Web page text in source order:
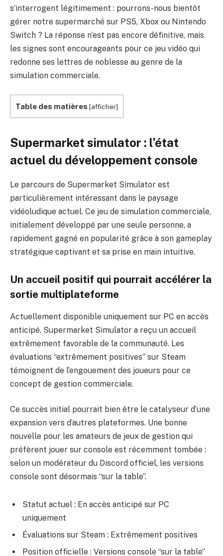
s’interrogent légitimement : pourrons-nous bientôt
gérer notre supermarché sur PS5, Xbox ou Nintendo
Switch ? La réponse n’est pas encore définitive, mais
les signes sont encourageants pour ce jeu vidéo qui
redonne ses lettres de noblesse au genre de la
simulation commerciale.
Table des matières [afficher]
Supermarket simulator : l’état
actuel du développement console
Le parcours de Supermarket Simulator est
particulièrement intéressant dans le paysage
vidéoludique actuel. Ce jeu de simulation commerciale,
initialement développé par une seule personne, a
rapidement gagné en popularité grâce à son gameplay
stratégique captivant et sa prise en main intuitive.
Un accueil positif qui pourrait accélérer la
sortie multiplateforme
Actuellement disponible uniquement sur PC en accès
anticipé, Supermarket Simulator a reçu un accueil
extrêmement favorable de la communauté. Les
évaluations “extrêmement positives” sur Steam
témoignent de l’engouement des joueurs pour ce
concept de gestion commerciale.
Ce succès initial pourrait bien être le catalyseur d’une
expansion vers d’autres plateformes. Une bonne
nouvelle pour les amateurs de jeux de gestion qui
préfèrent jouer sur console est récemment tombée :
selon un modérateur du Discord officiel, les versions
console sont désormais “sur la table”.
Statut actuel : En accès anticipé sur PC
uniquement
Évaluations sur Steam : Extrêmement positives
Position officielle : Versions console “sur la table”